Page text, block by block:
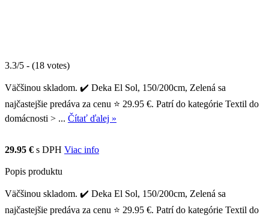
3.3/5 - (18 votes)
Väčšinou skladom. ✔️ Deka El Sol, 150/200cm, Zelená sa
najčastejšie predáva za cenu ⭐ 29.95 €. Patrí do kategórie Textil do
domácnosti > ... Čítať ďalej »
29.95 € s DPH Viac info
Popis produktu
Väčšinou skladom. ✔️ Deka El Sol, 150/200cm, Zelená sa
najčastejšie predáva za cenu ⭐ 29.95 €. Patrí do kategórie Textil do